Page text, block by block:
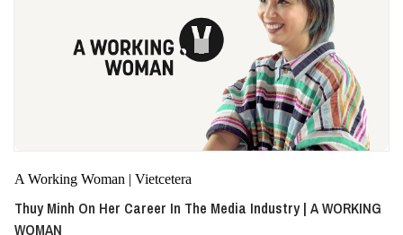
A Working Woman | Vietcetera
Thuy Minh On Her Career In The Media Industry | A WORKING
WOMAN